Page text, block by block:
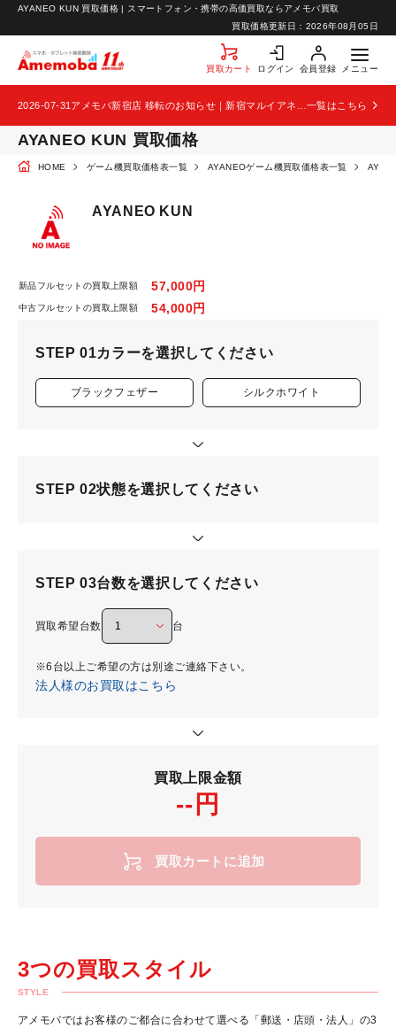
買取価格更新日： 2026年08月05日
AYANEO KUN 買取価格 | スマートフォン・携帯の高価買取ならアメモバ買取
買取カート ログイン 会員登録 メニュー
お問い合わせ
2026-07-31 一覧はこちら
AYANEO KUN 買取価格
HOME ゲーム機買取価格表一覧 AYANEOゲーム機買取価格表一覧
AYANEO KUN
新品フルセットの買取上限額 57,000円
中古フルセットの買取上限額 54,000円
STEP 01カラーを選択してください
ブラックフェザー シルクホワイト
STEP 02状態を選択してください
STEP 03台数を選択してください
買取希望台数 台
※6台以上ご希望の方は別途ご連絡下さい。
法人様のお買取はこちら
買取上限金額
--円
買取カートに追加
3つの買取スタイル
STYLE
アメモバではお客様のご都合に合わせて選べる「郵送・店頭・法人」の3